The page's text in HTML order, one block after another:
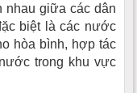
nhau giữa các dân
biệt là các nước
hòa bình, hợp tác
trong khu vực